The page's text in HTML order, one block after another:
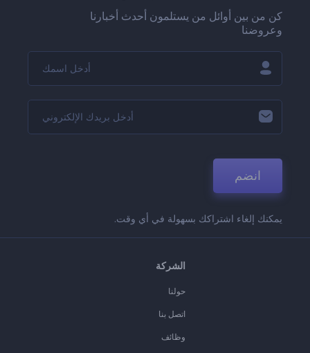
كن من بين أوائل من يستلمون أحدث أخبارنا
وعروضنا
انضم
يمكنك إلغاء اشتراكك بسهولة في أي وقت.
الشركة
حولنا
اتصل بنا
وظائف